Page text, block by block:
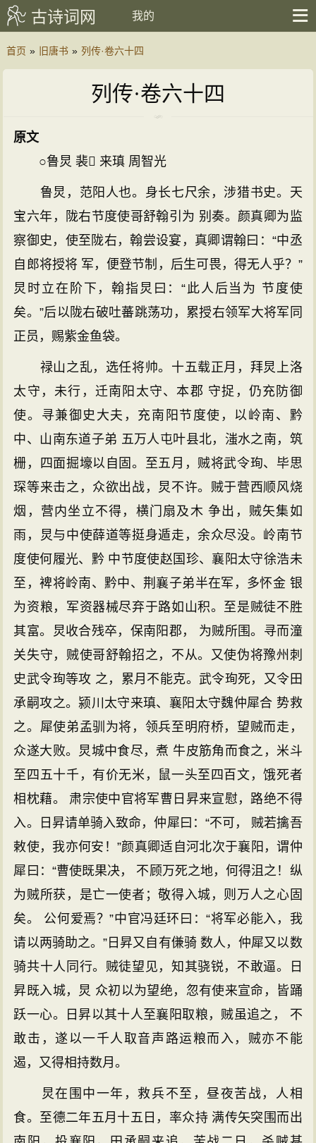
古诗词网 我的
首页 » 旧唐书 » 列传·卷六十四
列传·卷六十四
原文
○鲁炅 裴 来瑱 周智光
鲁炅，范阳人也。身长七尺余，涉猎书史。天
宝六年，陇右节度使哥舒翰引为 别奏。颜真卿为监
察御史，使至陇右，翰尝设宴，真卿谓翰曰：“中丞
自郎将授将 军，便登节制，后生可畏，得无人乎？”
炅时立在阶下，翰指炅曰：“此人后当为 节度使
矣。”后以陇右破吐蕃跳荡功，累授右领军大将军同
正员，赐紫金鱼袋。
禄山之乱，选任将帅。十五载正月，拜炅上洛
太守，未行，迁南阳太守、本郡 守捉，仍充防御
使。寻兼御史大夫，充南阳节度使，以岭南、黔
中、山南东道子弟 五万人屯叶县北，滍水之南，筑
栅，四面掘壕以自固。至五月，贼将武令珣、毕思
琛等来击之，众欲出战，炅不许。贼于营西顺风烧
烟，营内坐立不得，横门扇及木 争出，贼矢集如
雨，炅与中使薛道等挺身遁走，余众尽没。岭南节
度使何履光、黔 中节度使赵国珍、襄阳太守徐浩未
至，裨将岭南、黔中、荆襄子弟半在军，多怀金 银
为资粮，军资器械尽弃于路如山积。至是贼徒不胜
其富。炅收合残卒，保南阳郡， 为贼所围。寻而潼
关失守，贼使哥舒翰招之，不从。又使伪将豫州刺
史武令珣等攻 之，累月不能克。武令珣死，又令田
承嗣攻之。颍川太守来瑱、襄阳太守魏仲犀合 势救
之。犀使弟孟驯为将，领兵至明府桥，望贼而走，
众遂大败。炅城中食尽，煮 牛皮筋角而食之，米斗
至四五十千，有价无米，鼠一头至四百文，饿死者
相枕藉。 肃宗使中官将军曹日昇来宣慰，路绝不得
入。日昇请单骑入致命，仲犀曰：“不可， 贼若擒吾
敕使，我亦何安！”颜真卿适自河北次于襄阳，谓仲
犀曰：“曹使既果决， 不顾万死之地，何得沮之！纵
为贼所获，是亡一使者；敬得入城，则万人之心固
矣。 公何爱焉？”中官冯廷环曰：“将军必能入，我
请以两骑助之。”日昇又自有傔骑 数人，仲犀又以数
骑共十人同行。贼徒望见，知其骁锐，不敢逼。日
昇既入城，炅 众初以为望绝，忽有使来宣命，皆踊
跃一心。日昇以其十人至襄阳取粮，贼虽追之， 不
敢击，遂以一千人取音声路运粮而入，贼亦不能
遏，又得相持数月。
炅在围中一年，救兵不至，昼夜苦战，人相
食。至德二年五月十五日，率众持 满传矢突围而出